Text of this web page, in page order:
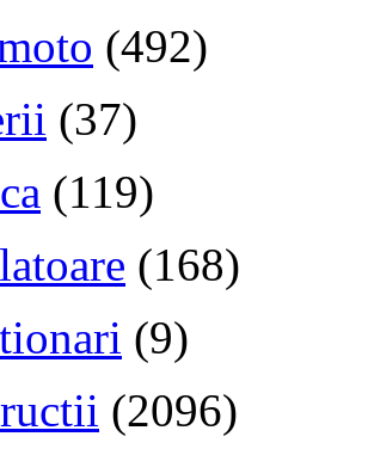
(492)
(37)
(119)
(168)
(9)
(2096)